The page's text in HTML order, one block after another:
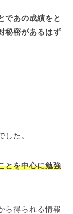
であの成績をと
秘密があるはず
た。
とを中心に勉強
ら得られる情報